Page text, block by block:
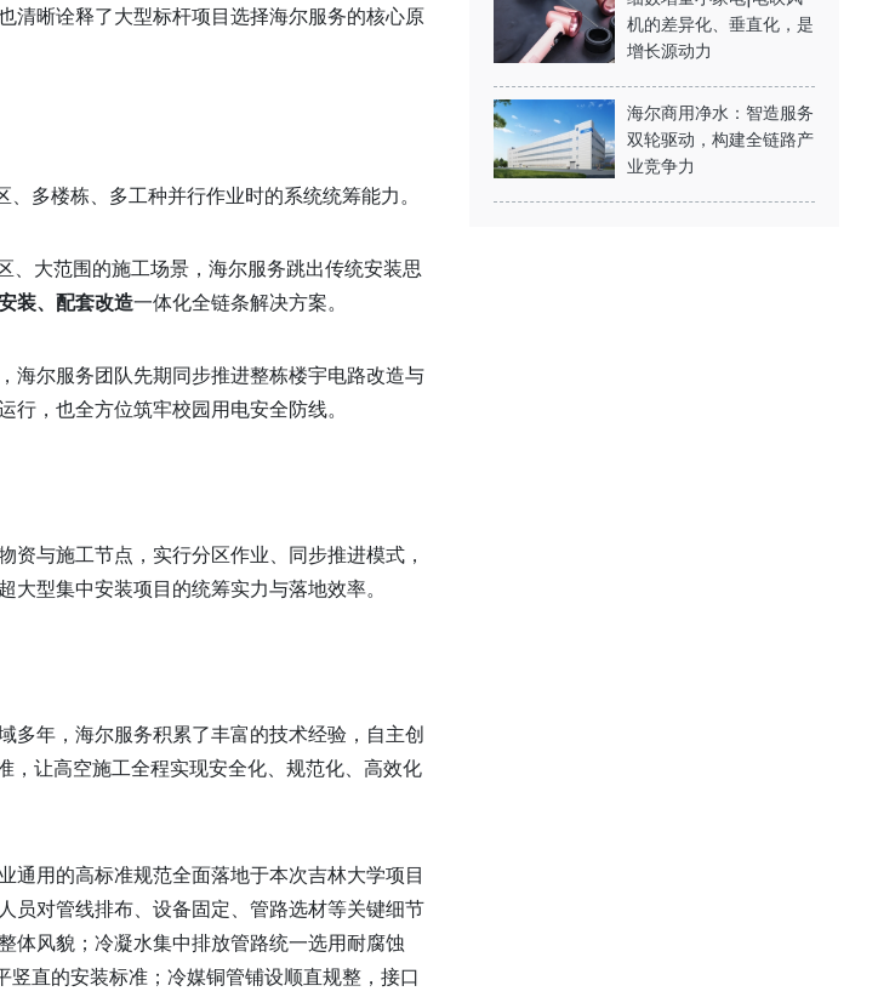
清晰诠释了大型标杆项目选择海尔服务的核心原
多楼栋、多工种并行作业时的系统统筹能力。
大范围的施工场景，海尔服务跳出传统安装思
装、配套改造一体化全链条解决方案。
海尔服务团队先期同步推进整栋楼宇电路改造与
，也全方位筑牢校园用电安全防线。
与施工节点，实行分区作业、同步推进模式，
型集中安装项目的统筹实力与落地效率。
多年，海尔服务积累了丰富的技术经验，自主创
，让高空施工全程实现安全化、规范化、高效化
通用的高标准规范全面落地于本次吉林大学项目
员对管线排布、设备固定、管路选材等关键细节
体风貌；冷凝水集中排放管路统一选用耐腐蚀
直的安装标准；冷媒铜管铺设顺直规整，接口
机的差异化、垂直化，是
增长源动力
海尔商用净水：智造服务
双轮驱动，构建全链路产
业竞争力